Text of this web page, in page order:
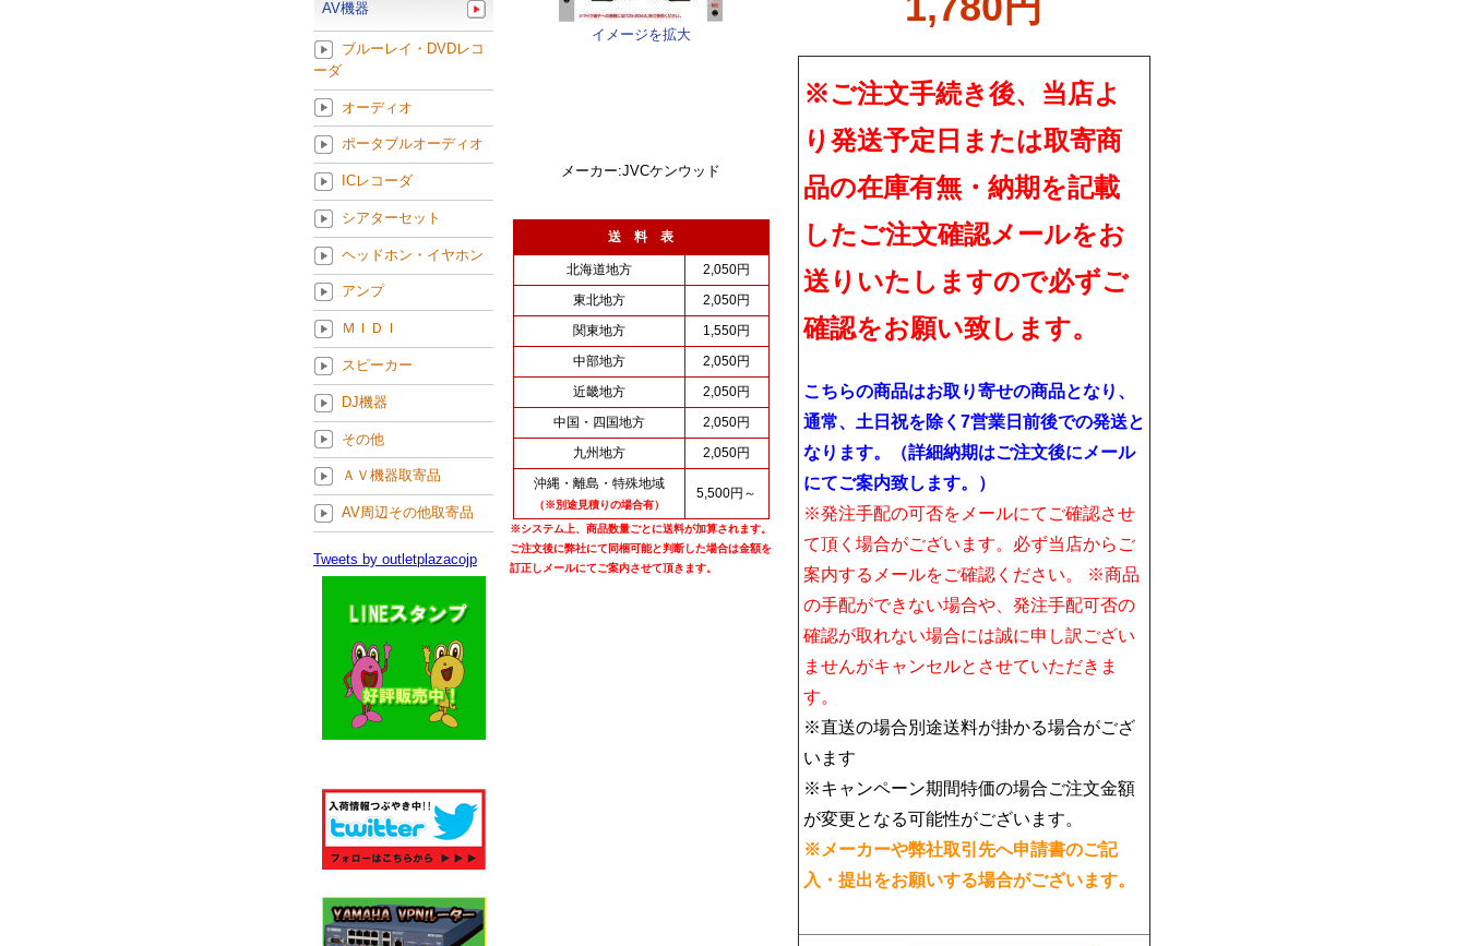
イメージを拡大
メーカー:JVCケンウッド
送 料 表
北海道地方
2,050円
東北地方
2,050円
関東地方
1,550円
中部地方
2,050円
近畿地方
2,050円
中国・四国地方
2,050円
九州地方
2,050円
沖縄・離島・特殊地域
（※別途見積りの場合有）
5,500円～
※システム上、商品数量ごとに送料が加算されます。
ご注文後に弊社にて同梱可能と判断した場合は金額を
訂正しメールにてご案内させて頂きます。
※ご注文手続き後、当店よ
り発送予定日または取寄商
品の在庫有無・納期を記載
したご注文確認メールをお
送りいたしますので必ずご
確認をお願い致します。
こちらの商品はお取り寄せの商品となり、
通常、土日祝を除く7営業日前後での発送と
なります。（詳細納期はご注文後にメール
にてご案内致します。）
※発注手配の可否をメールにてご確認させ
て頂く場合がございます。必ず当店からご
案内するメールをご確認ください。 ※商品
の手配ができない場合や、発注手配可否の
確認が取れない場合には誠に申し訳ござい
ませんがキャンセルとさせていただきま
す。
※直送の場合別途送料が掛かる場合がござ
います
※キャンペーン期間特価の場合ご注文金額
が変更となる可能性がございます。
※メーカーや弊社取引先へ申請書のご記
入・提出をお願いする場合がございます。
AV機器
ブルーレイ・DVDレコ
ーダ
オーディオ
ポータブルオーディオ
ICレコーダ
シアターセット
ヘッドホン・イヤホン
アンプ
ＭＩＤＩ
スピーカー
DJ機器
その他
ＡＶ機器取寄品
AV周辺その他取寄品
Tweets by outletplazacojp